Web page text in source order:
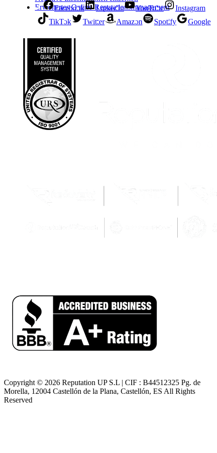
Erweitertes Online-Reputationsmanagement
Facebook LinkedIn YouTube
Instagram
TikTok
Twitter Amazon Spotify Google
Copyright © 2026 Reputation UP S.L | CIF : B44512325 Pg. de
Morella, 12004 Castellón de la Plana, Castellón, ES All Rights
Reserved